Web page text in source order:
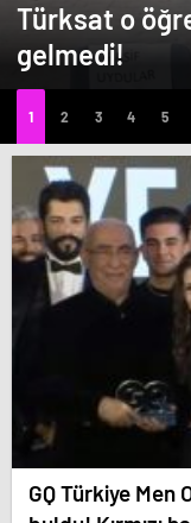
Türksat o
gelmedi!
GQ Türkiye